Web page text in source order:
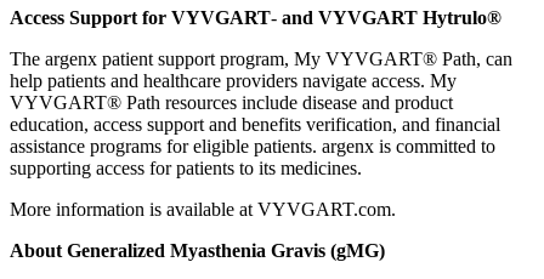
Access Support for VYVGART- and VYVGART Hytrulo®
The argenx patient support program, My VYVGART® Path, can
help patients and healthcare providers navigate access. My
VYVGART® Path resources include disease and product
education, access support and benefits verification, and financial
assistance programs for eligible patients. argenx is committed to
supporting access for patients to its medicines.
More information is available at VYVGART.com.
About Generalized Myasthenia Gravis (gMG)